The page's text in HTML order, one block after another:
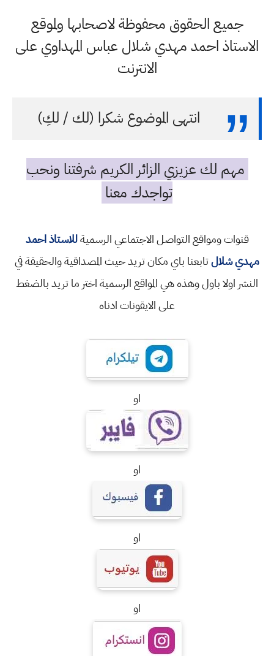
جميع الحقوق محفوظة لاصحابها ولموقع
الاستاذ احمد مهدي شلال عباس المهداوي على
الانترنت
انتهى الموضوع شكرا (لك / لكِ)
مهم لك عزيزي الزائر الكريم شرفتنا ونحب
تواجدك معنا
قنوات ومواقع التواصل الاجتماعي الرسميةللاستاذ احمد
مهدي شلالتابعنا باي مكان تريد حيث المصداقية والحقيقة في
النشر اولا باول وهذه هي المواقع الرسمية اختر ما تريد بالضغط
على الايقونات ادناه
او
او
او
او